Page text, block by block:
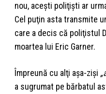
nou, aceşti poliţişti ar
Cel puţin asta transmite
care a decis că poliţistul
moartea lui Eric Garner.
Împreună cu alţi aşa-zişi
a sugrumat pe bărbatul